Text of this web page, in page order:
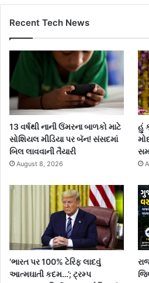
Recent Tech News
13 વર્ષથી નાની ઉંમરના બાળકો માટે
સોશિયલ મીડિયા પર બૅન! સંસદમાં
બિલ લાવવાની તૈયારી
August 8, 2026
હું
‘ભારત પર 100% ટેરિફ લાદવું
આત્મઘાતી કદમ…’; ટ્રમ્પ